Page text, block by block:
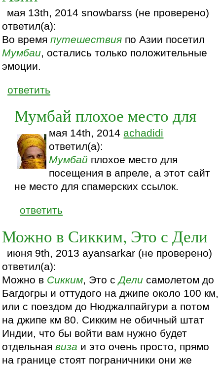
мая 13th, 2014 snowbarss (не проверено)
ответил(а):
Во времяпутешествия по Азии посетил
Мумбаи, остались только положительные
эмоции.
ответить
Мумбай плохое место для
мая 14th, 2014 achadidi
ответил(а):
Мумбай плохое место для
посещения в апреле, а этот сайт
не место для спамерских ссылок.
ответить
Можно в Сикким, Это с Дели
июня 9th, 2013 ayansarkar (не проверено)
ответил(а):
Можно в Сикким, Это сДели самолетом до
Багдогры и оттудого на джипе около 100 км,
или с поездом до Нюджалпайгури а потом
на джипе км 80. Сикким не обичный штат
Индии, что бы войти вам нужно будет
отдельнаявиза и это очень просто, прямо
на границе стоят пограничники они же